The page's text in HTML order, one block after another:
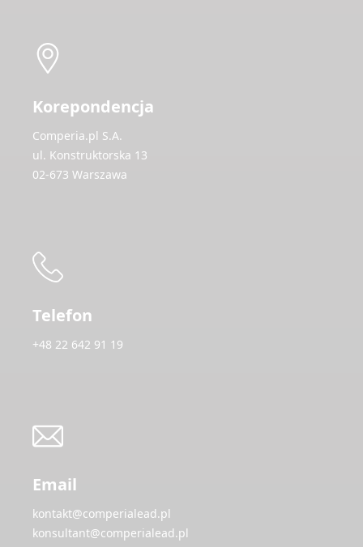
Korepondencja
Comperia.pl S.A.
ul. Konstruktorska 13
02-673 Warszawa
Telefon
+48 22 642 91 19
Email
kontakt@comperialead.pl
konsultant@comperialead.pl